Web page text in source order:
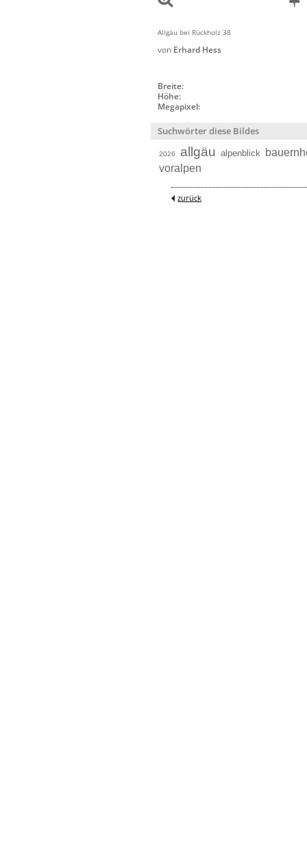
Allgäu bei Rückholz 38
von Erhard Hess
Breite:
Höhe:
Megapixel:
Suchwörter diese Bildes
2026 allgäu alpenblick
voralpen
zurück